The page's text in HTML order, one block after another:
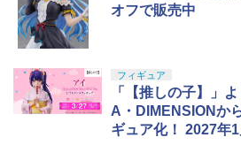
オフで販売中
フィギュア
「【推しの子】」
A・DIMENSIONか
ギュア化！ 2027年